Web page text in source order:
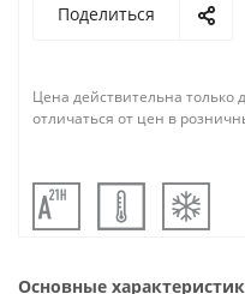
Поделиться
Цена действительна только
отличаться от цен в
Основные